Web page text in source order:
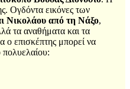
Ογδόντα εικόνες των
Νικολάου από τη Νάξο,
τα αναθήματα και τα
επισκέπτης μπορεί να